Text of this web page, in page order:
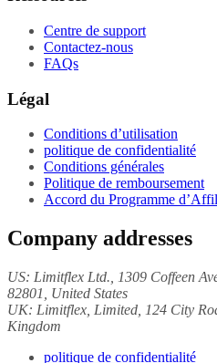
Centre de support
Contactez-nous
FAQs
Légal
Conditions d’utilisation
politique de confidentialité
Conditions générales
Politique de remboursement
Accord du Programme
Company addresses
US: Limitflex Ltd. , 1309 Coffeen
82801, United States
UK: Limitflex, Limited , 124 City
Kingdom
politique de confidentialité